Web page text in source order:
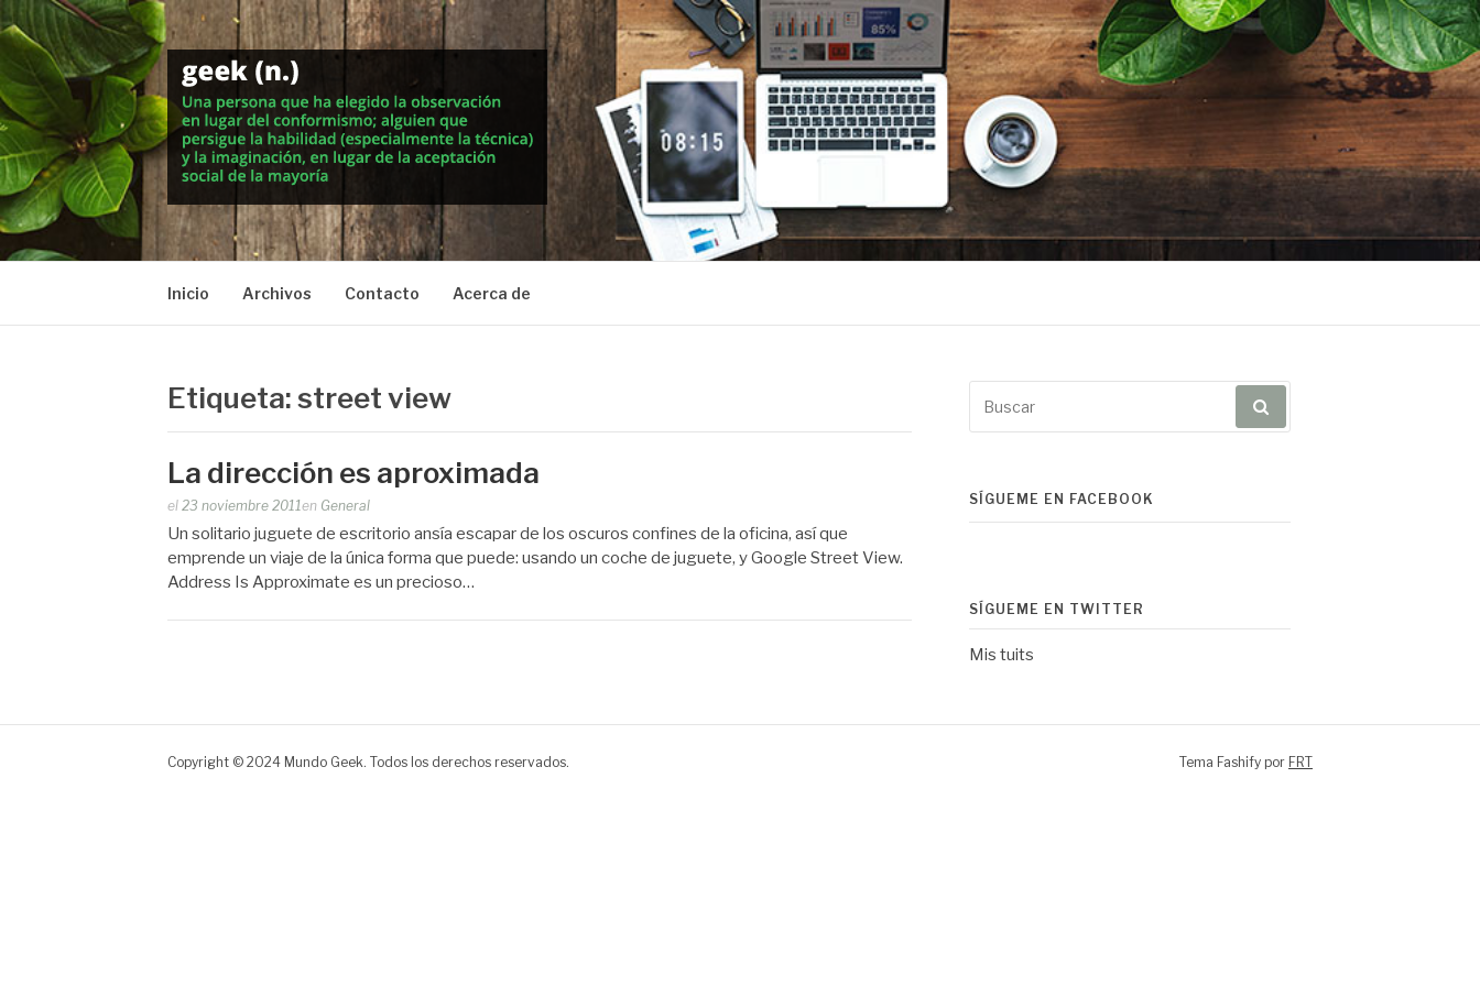
al
contenido
MUNDO GEEK
Vida inteligente en la geekosfera
Inicio Archivos Contacto Acerca de
Etiqueta: street view
La dirección es aproximada
Publicado
por
el 23 noviembre 2011en General
Un solitario juguete de escritorio ansía escapar de los oscuros confines de la oficina, así que
emprende un viaje de la única forma que puede: usando un coche de juguete, y Google Street View.
Address Is Approximate es un precioso…
por:
SÍGUEME EN FACEBOOK
SÍGUEME EN TWITTER
Mis tuits
Copyright © 2024 Mundo Geek. Todos los derechos reservados. Tema Fashify por FRT